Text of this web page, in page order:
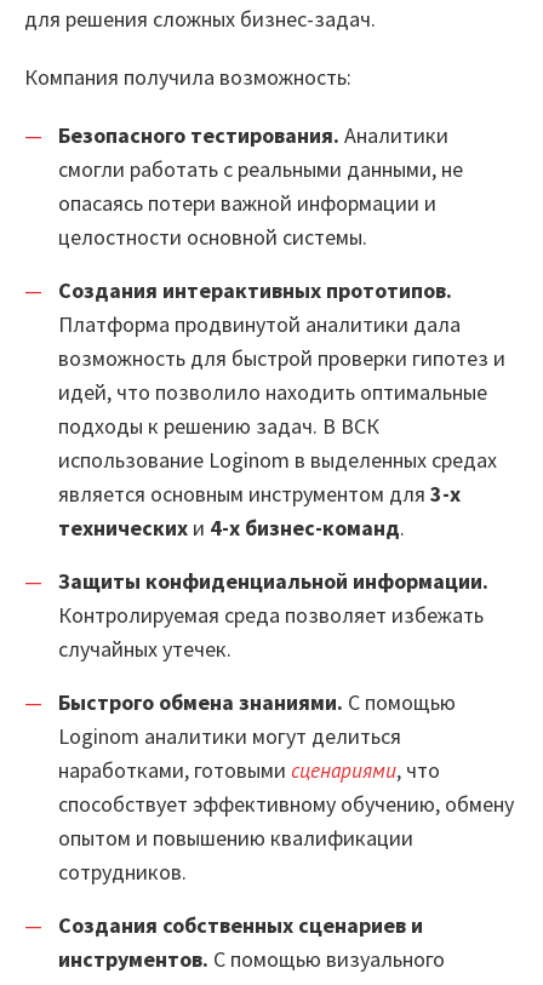
для решения сложных бизнес-задач.
Компания получила возможность:
Безопасного тестирования. Аналитики
смогли работать с реальными данными, не
опасаясь потери важной информации и
целостности основной системы.
Создания интерактивных прототипов.
Платформа продвинутой аналитики дала
возможность для быстрой проверки гипотез и
идей, что позволило находить оптимальные
подходы к решению задач. В ВСК
использование Loginom в выделенных средах
является основным инструментом для 3-х
технических и 4-х бизнес-команд.
Защиты конфиденциальной информации.
Контролируемая среда позволяет избежать
случайных утечек.
Быстрого обмена знаниями. С помощью
Loginom аналитики могут делиться
наработками, готовыми сценариями, что
способствует эффективному обучению, обмену
опытом и повышению квалификации
сотрудников.
Создания собственных сценариев и
инструментов. С помощью визуального